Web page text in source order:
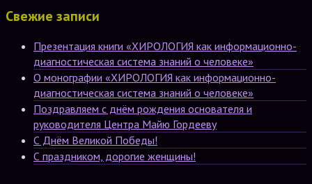
Свежие записи
Презентация книги «ХИРОЛОГИЯ как информационно-
диагностическая система знаний о человеке»
О монографии «ХИРОЛОГИЯ как информационно-
диагностическая система знаний о человеке»
Поздравляем с днём рождения основателя и
руководителя Центра Майю Гордееву
С Днём Великой Победы!
С праздником, дорогие женщины!